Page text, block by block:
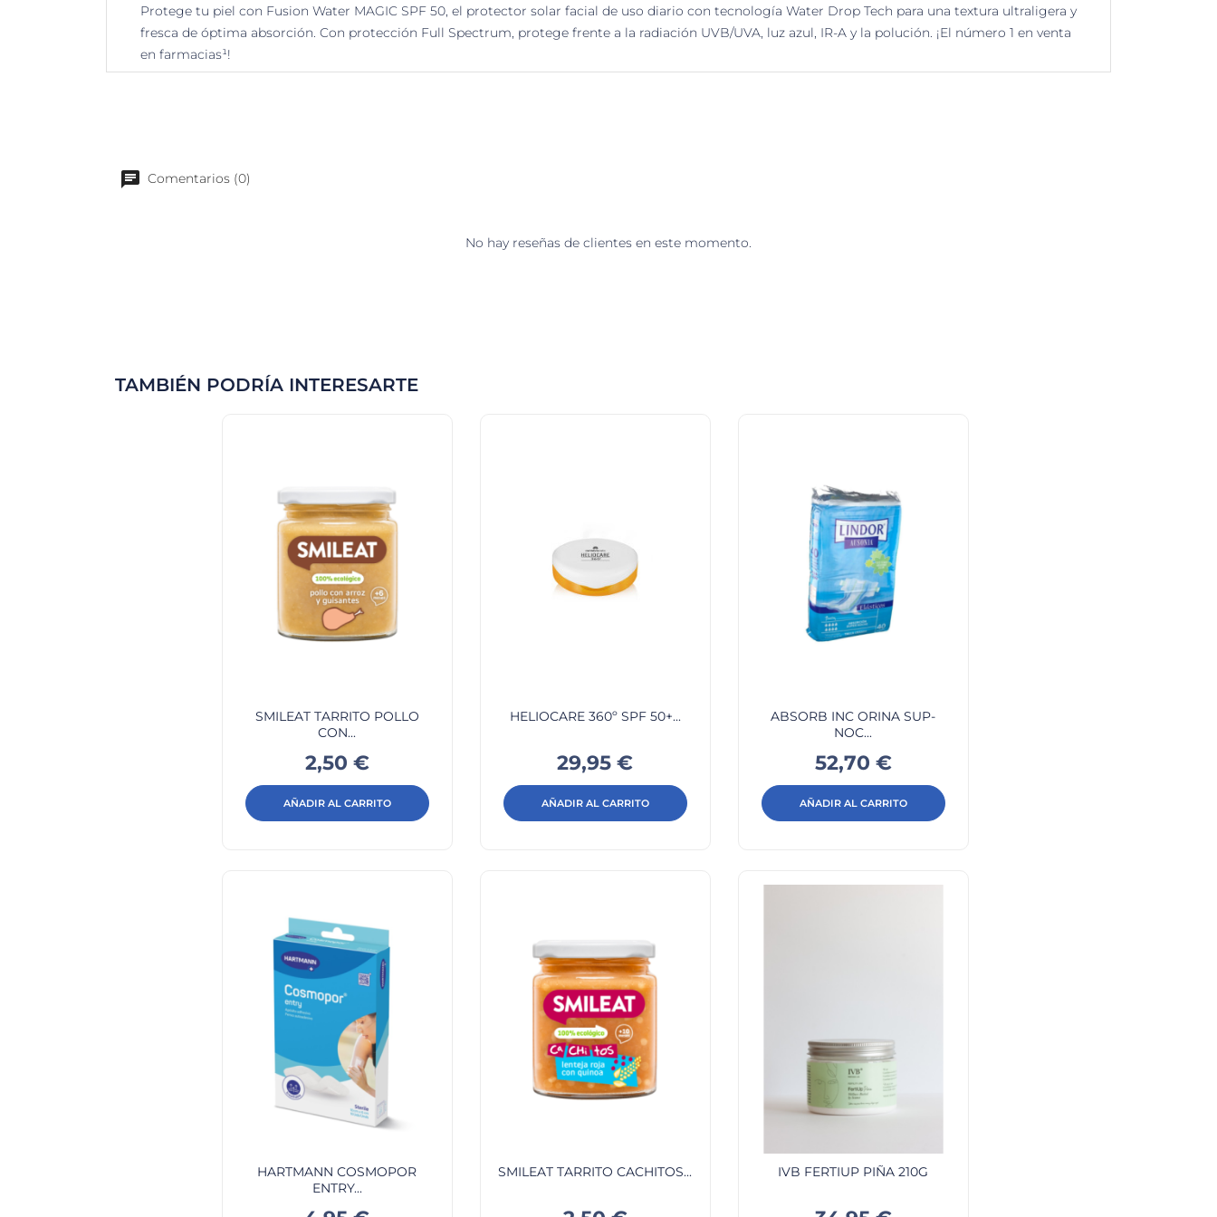
Protege tu piel con Fusion Water MAGIC SPF 50, el protector solar facial de uso diario con tecnología Water Drop Tech para una textura ultraligera y
fresca de óptima absorción. Con protección Full Spectrum, protege frente a la radiación UVB/UVA, luz azul, IR-A y la polución. ¡El número 1 en venta
en farmacias¹!
Comentarios (0)
No hay reseñas de clientes en este momento.
SMILEAT TARRITO POLLO
CON...
Precio
2,50 €
AÑADIR AL CARRITO
HELIOCARE 360º SPF 50+...
Precio
29,95 €
AÑADIR AL CARRITO
ABSORB INC ORINA SUP-
NOC...
Precio
52,70 €
AÑADIR AL CARRITO
HARTMANN COSMOPOR
ENTRY...
SMILEAT TARRITO CACHITOS... IVB FERTIUP PIÑA 210G